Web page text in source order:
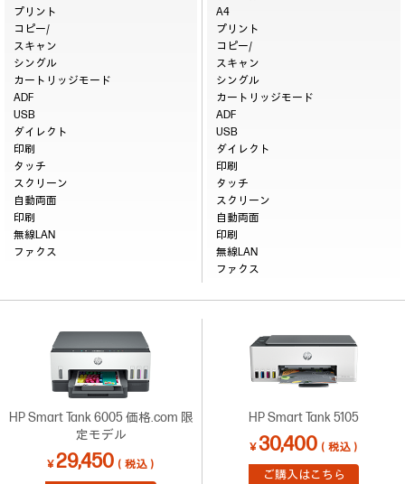
プリント
コピー/
スキャン
シングル
カートリッジモード
ADF
USB
ダイレクト
印刷
タッチ
スクリーン
自動両面
印刷
無線LAN
ファクス
A4
プリント
コピー/
スキャン
シングル
カートリッジモード
ADF
USB
ダイレクト
印刷
タッチ
スクリーン
自動両面
印刷
無線LAN
ファクス
HP Smart Tank 6005 価格.com 限
定モデル
￥ 29,450（税込）
HP Smart Tank 5105
￥30,400（税込）
ご購入はこちら